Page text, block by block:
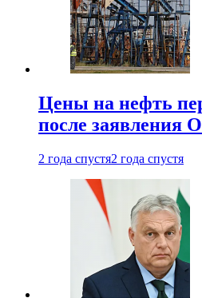
Цены на нефть
после заявления
2 года спустя2 года спустя